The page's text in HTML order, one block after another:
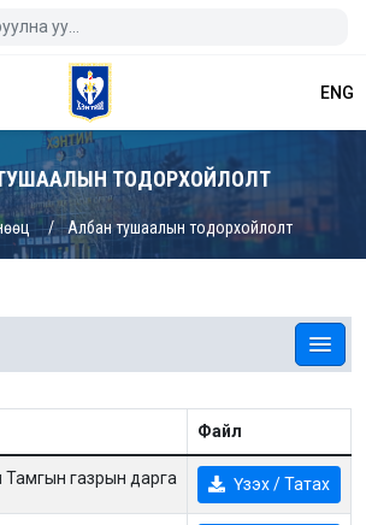
ENG
ТОДОРХОЙЛОЛТ
Албан тушаалын тодорхойлолт
Файл
Тамгын газрын дарга Үзэх / Татах